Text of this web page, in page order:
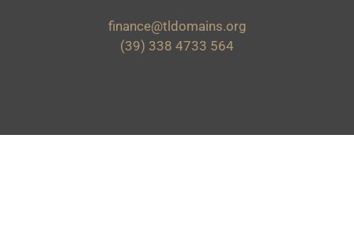
finance@tldomains.org
(39) 338 4733 564